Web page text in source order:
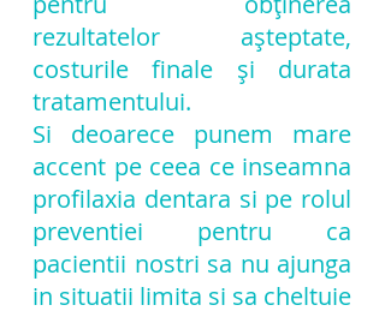
rezultatelor așteptate,
costurile finale și durata
tratamentului.
Si deoarece punem mare
accent pe ceea ce inseamna
profilaxia dentara si pe rolul
preventiei pentru ca
pacientii nostri sa nu ajunga
in situatii limita si sa cheltuie